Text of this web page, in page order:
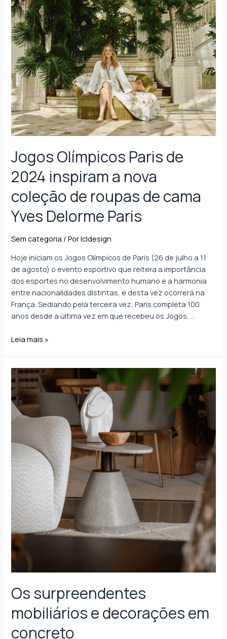
Jogos Olímpicos Paris de
2024 inspiram a nova
coleção de roupas de cama
Yves Delorme Paris
Sem categoria / Porlcldesign
Hoje iniciam os Jogos Olímpicos de Paris (26 de julho a 11
de agosto) o evento esportivo que reitera a importância
dos esportes no desenvolvimento humano e a harmonia
entre nacionalidades distintas, e desta vez ocorrerá na
França. Sediando pela terceira vez, Paris completa 100
anos desde a última vez em que recebeu os Jogos, …
Leia mais »
Os surpreendentes
mobiliários e decorações em
concreto